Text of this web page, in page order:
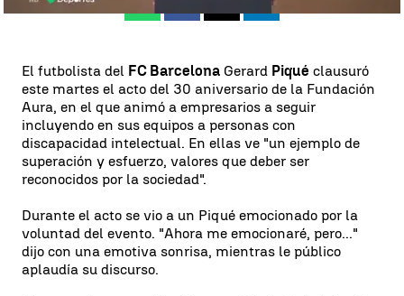
WhatsappFacebook
X Linkedin
El futbolista del FC Barcelona Gerard Piqué clausuró
este martes el acto del 30 aniversario de la Fundación
Aura, en el que animó a empresarios a seguir
incluyendo en sus equipos a personas con
discapacidad intelectual. En ellas ve "un ejemplo de
superación y esfuerzo, valores que deber ser
reconocidos por la sociedad".
Durante el acto se vio a un Piqué emocionado por la
voluntad del evento. "Ahora me emocionaré, pero..."
dijo con una emotiva sonrisa, mientras le público
aplaudía su discurso.